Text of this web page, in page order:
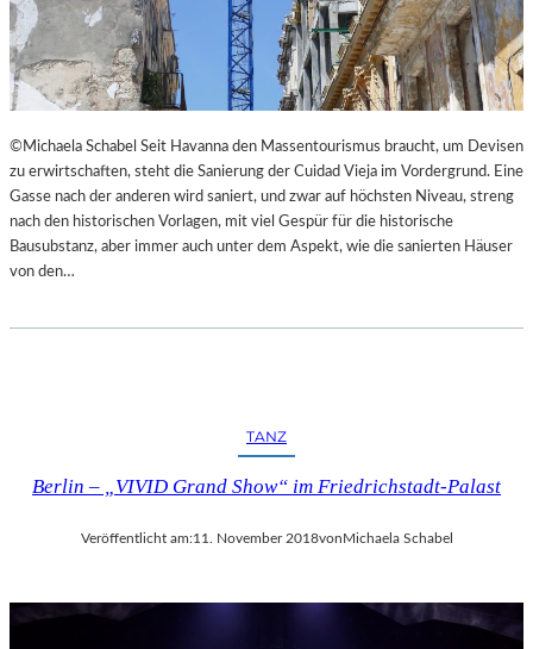
E
S
T
H
E
T
E
R
I
M
L
A
N
E
S
T
H
E
E
E
B
E
©Michaela Schabel Seit Havanna den Massentourismus braucht, um Devisen
zu erwirtschaften, steht die Sanierung der Cuidad Vieja im Vordergrund. Eine
Gasse nach der anderen wird saniert, und zwar auf höchsten Niveau, streng
nach den historischen Vorlagen, mit viel Gespür für die historische
Bausubstanz, aber immer auch unter dem Aspekt, wie die sanierten Häuser
von den…
TANZ
Berlin – „VIVID Grand Show“ im Friedrichstadt-Palast
Veröffentlicht am:11. November 2018vonMichaela Schabel